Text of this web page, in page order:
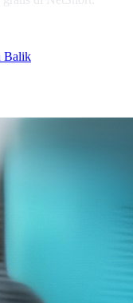
Balik